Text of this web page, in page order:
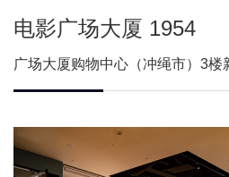
电影广场大厦 1954
广场大厦购物中心（冲绳市）3楼